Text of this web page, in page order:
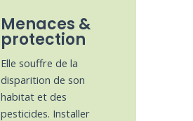
Menaces &
protection
Elle souffre de la
disparition de son
habitat et des
pesticides. Installer